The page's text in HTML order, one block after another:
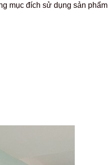
mục đích sử dụng sản phẩm